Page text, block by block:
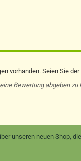
vorhanden. Seien Sie
Bewertung abgeben zu
unseren neuen Shop,